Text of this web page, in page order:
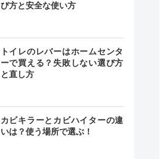
び方と安全な使い方
トイレのレバーはホームセンタ
ーで買える？失敗しない選び方
と直し方
カビキラーとカビハイターの違
いは？使う場所で選ぶ！